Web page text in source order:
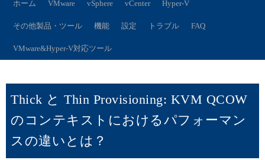
ホーム VMware vSphere vCenter Hyper-V
その他製品・ツール 機能 設定 トラブル FAQ
VMware&Hyper-V対応ツール
Thick と Thin Provisioning: KVM QCOW
のコンテキストにおけるパフォーマン
スの違いとは？